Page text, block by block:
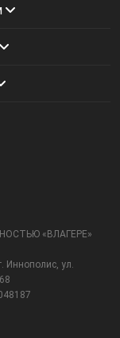
«ВЛАГЕРЕ»
Иннополис, ул.